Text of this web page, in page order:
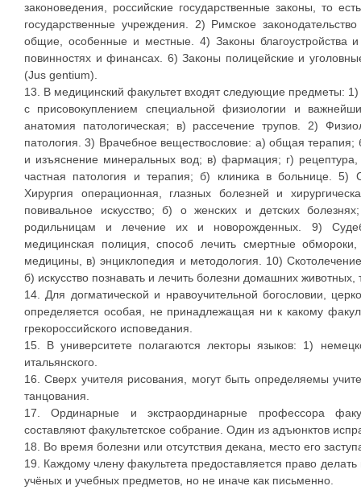
законоведения, российские государственные законы, то
государственные учреждения. 2) Римское
общие, особенные и местные. 4) Законы благоустройства
повинностях и финансах. 6) Законы полицейские и
(Jus gentium).
13. В медицинский факультет входят следующие предметы:
с присовокуплением специальной физиологии и
анатомия патологическая; в) рассечение трупов. 2)
патология. 3) Врачебное веществословие: а) общая терапия;
и изъяснение минеральных вод; в) фармация; г)
частная патология и терапия; б) клиника в больнице. 5)
Хирургия операционная, глазных болезней и
повивальное искусство; б) о женских и детских
родильницам и лечение их и новорожденных. 9)
медицинская полиция, способ лечить смертные
медицины, в) энциклопедия и методология. 10)
б) искусство познавать и лечить болезни домашних животных,
14. Для догматической и нравоучительной богословии,
определяется особая, не принадлежащая ни к какому
грекороссийского исповедания.
15. В университете полагаются лекторы языков: 1)
итальянского.
16. Сверх учителя рисования, могут быть определяемы
танцования.
17. Ординарные и экстраординарные профессора
составляют факультетское собрание. Один из адъюнктов
18. Во время болезни или отсутствия декана, место его
19. Каждому члену факультета предоставляется право
учёных и учебных предметов, но не иначе как письменно.